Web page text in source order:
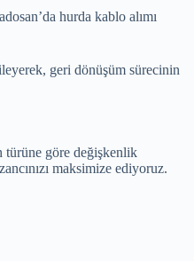
hurda kablo alımı
geri dönüşüm sürecinin
türüne göre değişkenlik
maksimize ediyoruz.